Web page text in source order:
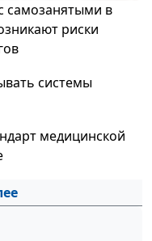
самозанятыми в
риски
системы
медицинской